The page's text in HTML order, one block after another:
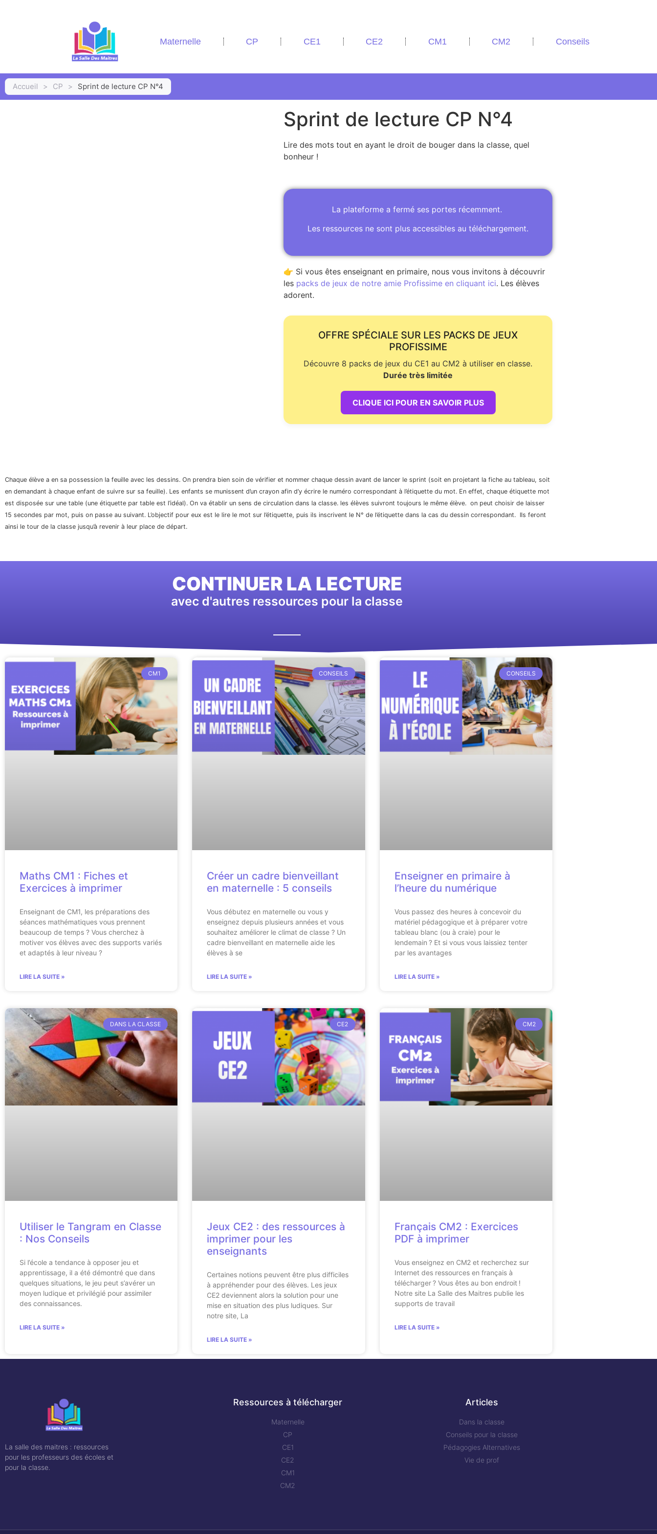
Maternelle CP CE1 CE2 CM1 CM2 Conseils
Accueil > CP > Sprint de lecture CP N°4
Sprint de lecture CP N°4
Lire des mots tout en ayant le droit de bouger dans la classe, quel
bonheur !
La plateforme a fermé ses portes récemment.
Les ressources ne sont plus accessibles au téléchargement.
👉 Si vous êtes enseignant en primaire, nous vous invitons à découvrir
les packs de jeux de notre amie Profissime en cliquant ici. Les élèves
adorent.
OFFRE SPÉCIALE SUR LES PACKS DE JEUX
PROFISSIME
Découvre 8 packs de jeux du CE1 au CM2 à utiliser en classe.
Durée très limitée
CLIQUE ICI POUR EN SAVOIR PLUS
Chaque élève a en sa possession la feuille avec les dessins. On prendra bien soin de vérifier et nommer chaque dessin avant de lancer le sprint (soit en projetant la fiche au tableau, soit
en demandant à chaque enfant de suivre sur sa feuille). Les enfants se munissent d’un crayon afin d’y écrire le numéro correspondant à l’étiquette du mot. En effet, chaque étiquette mot
est disposée sur une table (une étiquette par table est l’idéal). On va établir un sens de circulation dans la classe. les élèves suivront toujours le même élève. on peut choisir de laisser
15 secondes par mot, puis on passe au suivant. L’objectif pour eux est le lire le mot sur l’étiquette, puis ils inscrivent le N° de l’étiquette dans la cas du dessin correspondant. Ils feront
ainsi le tour de la classe jusqu’à revenir à leur place de départ.
CONTINUER LA LECTURE
avec d'autres ressources pour la classe
CM1
Maths CM1 : Fiches et
Exercices à imprimer
Enseignant de CM1, les préparations des
séances mathématiques vous prennent
beaucoup de temps ? Vous cherchez à
motiver vos élèves avec des supports variés
et adaptés à leur niveau ?
LIRE LA SUITE »
CONSEILS
Créer un cadre bienveillant
en maternelle : 5 conseils
Vous débutez en maternelle ou vous y
enseignez depuis plusieurs années et vous
souhaitez améliorer le climat de classe ? Un
cadre bienveillant en maternelle aide les
élèves à se
LIRE LA SUITE »
CONSEILS
Enseigner en primaire à
l’heure du numérique
Vous passez des heures à concevoir du
matériel pédagogique et à préparer votre
tableau blanc (ou à craie) pour le
lendemain ? Et si vous vous laissiez tenter
par les avantages
LIRE LA SUITE »
DANS LA CLASSE
Utiliser le Tangram en Classe
: Nos Conseils
Si l’école a tendance à opposer jeu et
apprentissage, il a été démontré que dans
quelques situations, le jeu peut s’avérer un
moyen ludique et privilégié pour assimiler
des connaissances.
LIRE LA SUITE »
CE2
Jeux CE2 : des ressources à
imprimer pour les
enseignants
Certaines notions peuvent être plus difficiles
à appréhender pour des élèves. Les jeux
CE2 deviennent alors la solution pour une
mise en situation des plus ludiques. Sur
notre site, La
LIRE LA SUITE »
CM2
Français CM2 : Exercices
PDF à imprimer
Vous enseignez en CM2 et recherchez sur
Internet des ressources en français à
télécharger ? Vous êtes au bon endroit !
Notre site La Salle des Maitres publie les
supports de travail
LIRE LA SUITE »
La salle des maitres : ressources
pour les professeurs des écoles et
pour la classe.
Ressources à télécharger
Maternelle
CP
CE1
CE2
CM1
CM2
Articles
Dans la classe
Conseils pour la classe
Pédagogies Alternatives
Vie de prof